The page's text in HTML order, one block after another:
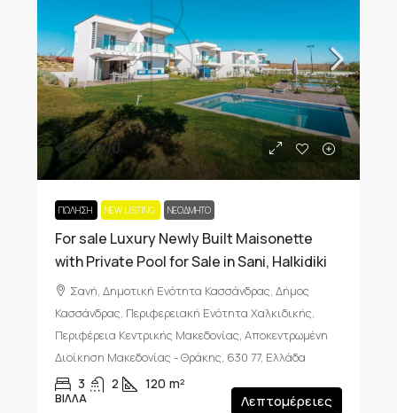
€350,000
ΠΏΛΗΣΗ NEW LISTING ΝΕΟΔΜΗΤΟ
For sale Luxury Newly Built Maisonette
with Private Pool for Sale in Sani, Halkidiki
Σανή, Δημοτική Ενότητα Κασσάνδρας, Δήμος
Κασσάνδρας, Περιφερειακή Ενότητα Χαλκιδικής,
Περιφέρεια Κεντρικής Μακεδονίας, Αποκεντρωμένη
Διοίκηση Μακεδονίας - Θράκης, 630 77, Ελλάδα
3 2 120 m²
ΒΊΛΛΑ Λεπτομέρειες